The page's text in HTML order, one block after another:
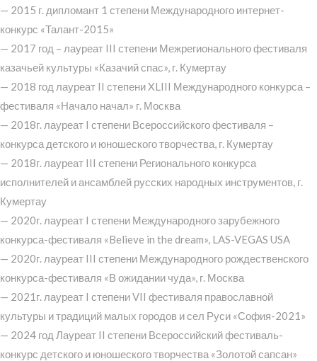
— 2015 г. дипломант 1 степени Международного интернет-
конкурс «Талант-2015»
— 2017 год – лауреат III степени Межрегионального фестиваля
казачьей культуры «Казачий спас», г. Кумертау
— 2018 год лауреат II степени XLIII Международного конкурса –
фестиваля «Начало начал» г. Москва
— 2018г. лауреат I степени Всероссийского фестиваля –
конкурса детского и юношеского творчества, г. Кумертау
— 2018г. лауреат III степени Регионального конкурса
исполнителей и ансамблей русских народных инструментов, г.
Кумертау
— 2020г. лауреат I степени Международного зарубежного
конкурса-фестиваля «Believe in the dream», LAS-VEGAS USA
— 2020г. лауреат III степени Международного рождественского
конкурса-фестиваля «В ожидании чуда», г. Москва
— 2021г. лауреат I степени VII фестиваля православной
культуры и традиций малых городов и сел Руси «София-2021»
— 2024 год Лауреат II степени Всероссийский фестиваль-
конкурс детского и юношеского творчества «Золотой сапсан»